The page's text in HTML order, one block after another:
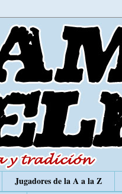
Jugadores de la A a la Z